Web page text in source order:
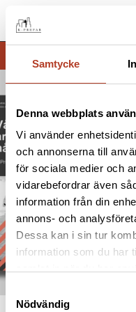
Samtycke
Denna webbplats
Vi använder
och annonserna till
för sociala medier och
vidarebefordrar även
information från din
annons- och
Dessa kan i sin tur
information som du har
Nödvändig
Meny